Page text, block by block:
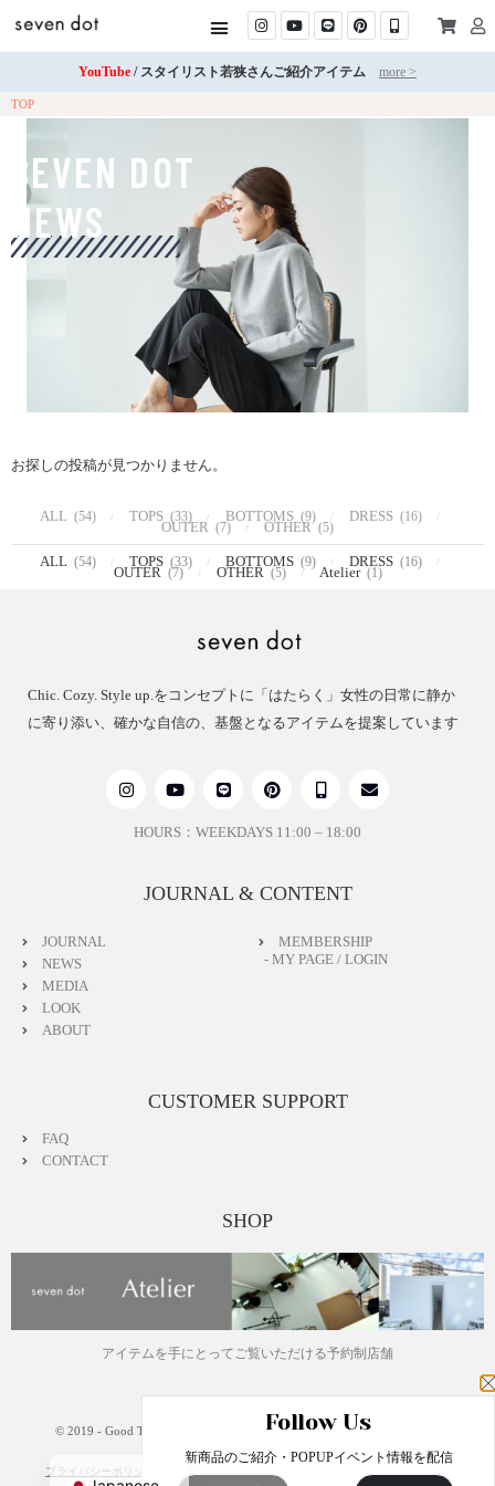
YouTube / スタイリスト若狭さんご紹介アイテム more >
TOP
SEVEN DOT
NEWS
お探しの投稿が見つかりません。
ALL (54) TOPS (33) BOTTOMS (9) DRESS (16)
OUTER (7) OTHER (5)
ALL (54) TOPS (33) BOTTOMS (9) DRESS (16)
OUTER (7) OTHER (5) Atelier (1)
Chic. Cozy. Style up.をコンセプトに「はたらく」女性の日常に静か
に寄り添い、確かな自信の、基盤となるアイテムを提案しています
HOURS：WEEKDAYS 11:00 – 18:00
JOURNAL & CONTENT
JOURNAL
NEWS
MEDIA
LOOK
ABOUT
MEMBERSHIP
- MY PAGE / LOGIN
CUSTOMER SUPPORT
FAQ
CONTACT
SHOP
アイテムを手にとってご覧いただける予約制店舗
© 2019 - Good Things, Inc.
プライバシーポリシー 運営会社
Follow Us
新商品のご紹介・POPUPイベント情報を配信